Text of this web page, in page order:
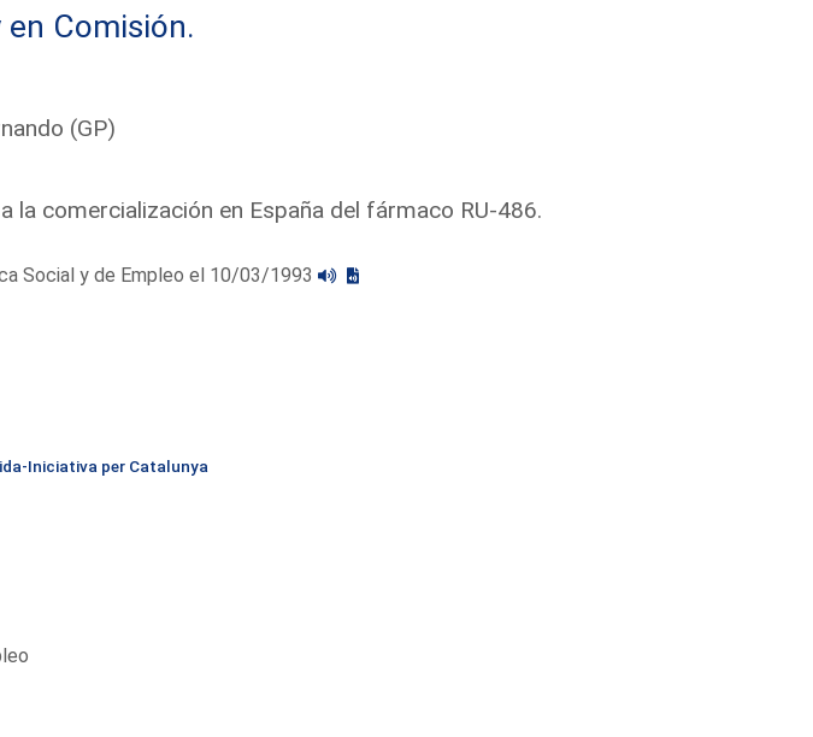
Comisión.
(GP)
la comercialización en España del fármaco RU-486.
Social y de Empleo el 10/03/1993
Iniciativa per Catalunya